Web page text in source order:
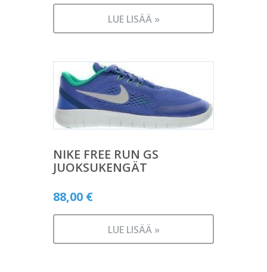
LUE LISÄÄ »
NIKE FREE RUN GS
JUOKSUKENGÄT
88,00 €
LUE LISÄÄ »